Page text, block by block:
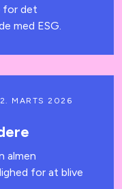
for det
med ESG.
MARTS 2026
almen
for at blive